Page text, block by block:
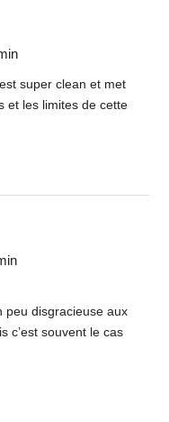
super clean et met
et les limites de cette
peu disgracieuse aux
c’est souvent le cas